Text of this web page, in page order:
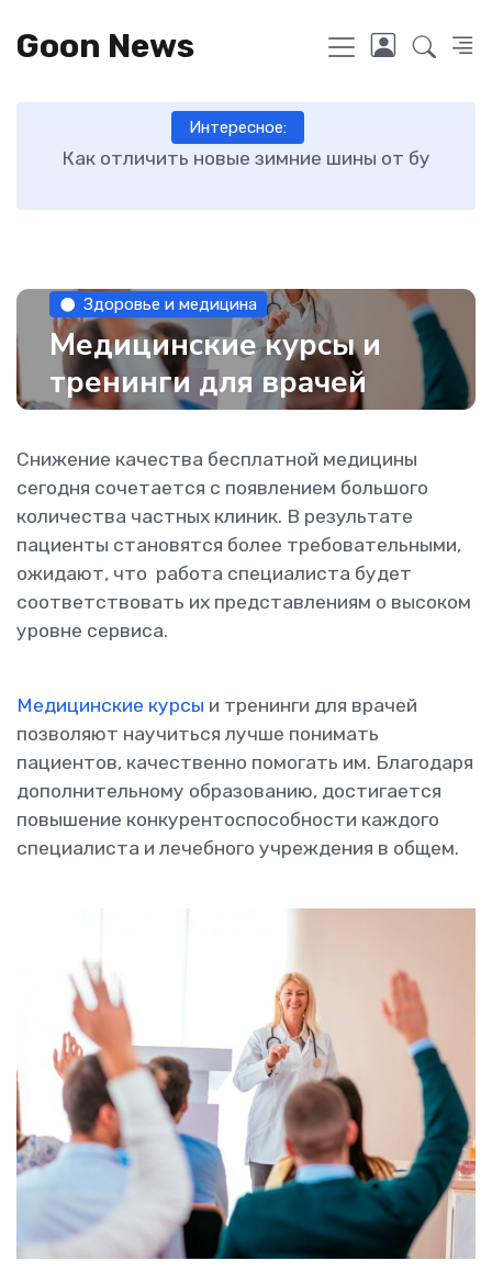
Goon News
Интересное:
Как отличить новые зимние шины от бу
Здоровье и медицина
Медицинские курсы и
тренинги для врачей
Снижение качества бесплатной медицины
сегодня сочетается с появлением большого
количества частных клиник. В результате
пациенты становятся более требовательными,
ожидают, что работа специалиста будет
соответствовать их представлениям о высоком
уровне сервиса.
Медицинские курсы и тренинги для врачей
позволяют научиться лучше понимать
пациентов, качественно помогать им. Благодаря
дополнительному образованию, достигается
повышение конкурентоспособности каждого
специалиста и лечебного учреждения в общем.